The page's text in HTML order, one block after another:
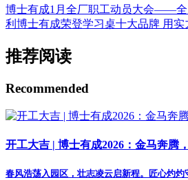
博士有成1月全厂职工动员大会——
利 博士有成荣登学习桌十大品牌 用实
推荐阅读
Recommended
开工大吉 | 博士有成2026：金马奔腾
春风浩荡入园区，壮志凌云启新程。匠心灼